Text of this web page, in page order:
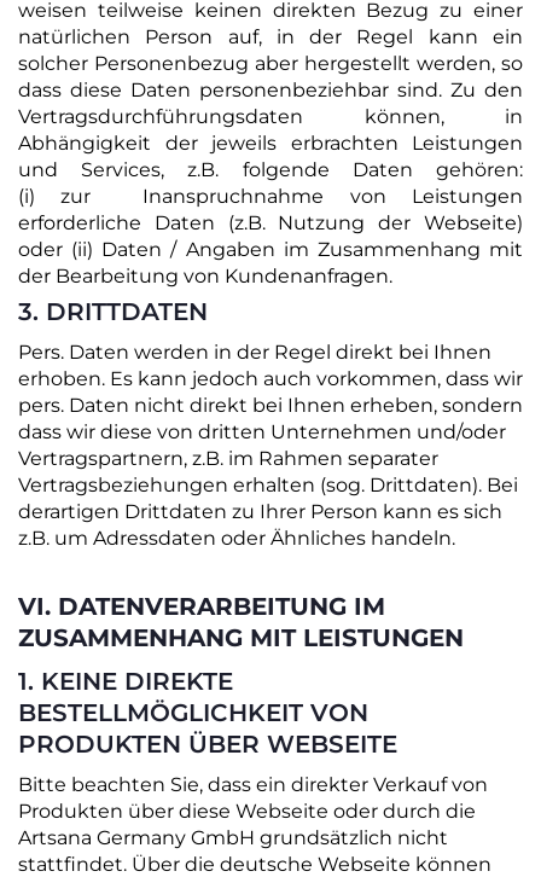
weisen teilweise keinen direkten Bezug zu einer
natürlichen Person auf, in der Regel kann ein
solcher Personenbezug aber hergestellt werden, so
dass diese Daten personenbeziehbar sind. Zu den
Vertragsdurchführungsdaten können, in
Abhängigkeit der jeweils erbrachten Leistungen
und Services, z.B. folgende Daten gehören:
(i) zur Inanspruchnahme von Leistungen
erforderliche Daten (z.B. Nutzung der Webseite)
oder (ii) Daten / Angaben im Zusammenhang mit
der Bearbeitung von Kundenanfragen.
3. DRITTDATEN
Pers. Daten werden in der Regel direkt bei Ihnen
erhoben. Es kann jedoch auch vorkommen, dass wir
pers. Daten nicht direkt bei Ihnen erheben, sondern
dass wir diese von dritten Unternehmen und/oder
Vertragspartnern, z.B. im Rahmen separater
Vertragsbeziehungen erhalten (sog. Drittdaten). Bei
derartigen Drittdaten zu Ihrer Person kann es sich
z.B. um Adressdaten oder Ähnliches handeln.
VI. DATENVERARBEITUNG IM
ZUSAMMENHANG MIT LEISTUNGEN
1. KEINE DIREKTE
BESTELLMÖGLICHKEIT VON
PRODUKTEN ÜBER WEBSEITE
Bitte beachten Sie, dass ein direkter Verkauf von
Produkten über diese Webseite oder durch die
Artsana Germany GmbH grundsätzlich nicht
stattfindet. Über die deutsche Webseite können